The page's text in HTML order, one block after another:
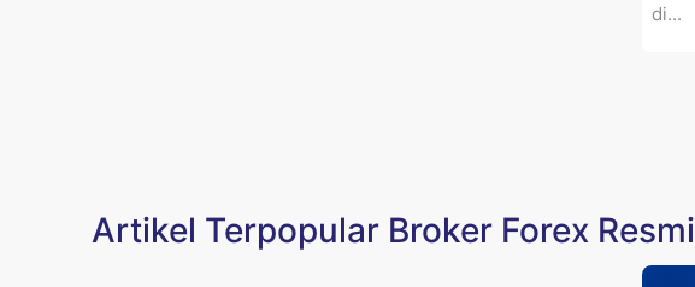
di...
Artikel Terpopular Broker Forex Resmi